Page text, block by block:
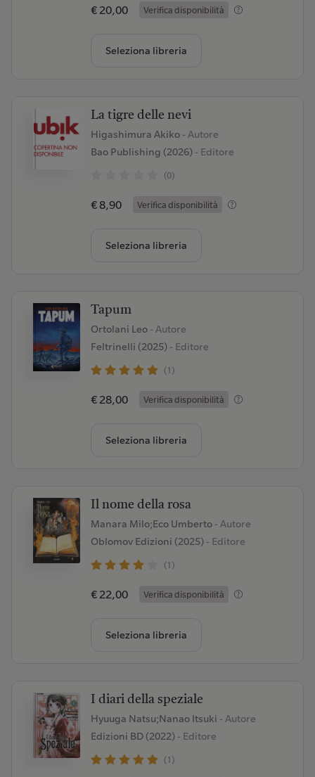
€ 20,00 Verifica disponibilità
Seleziona libreria
La tigre delle nevi
Higashimura Akiko - Autore
Bao Publishing (2026)- Editore
(0)
€ 8,90 Verifica disponibilità
Seleziona libreria
Tapum
Ortolani Leo - Autore
Feltrinelli (2025)- Editore
(1)
€ 28,00 Verifica disponibilità
Seleziona libreria
Il nome della rosa
Manara Milo;Eco Umberto - Autore
Oblomov Edizioni (2025)- Editore
(1)
€ 22,00 Verifica disponibilità
Seleziona libreria
I diari della speziale
Hyuuga Natsu;Nanao Itsuki - Autore
Edizioni BD (2022)- Editore
(1)